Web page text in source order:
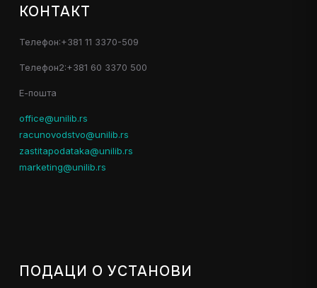
КОНТАКТ
Телефон:+381 11 3370-509
Телефон2:+381 60 3370 500
Е-пошта
office@unilib.rs
racunovodstvo@unilib.rs
zastitapodataka@unilib.rs
marketing@unilib.rs
ПОДАЦИ О УСТАНОВИ